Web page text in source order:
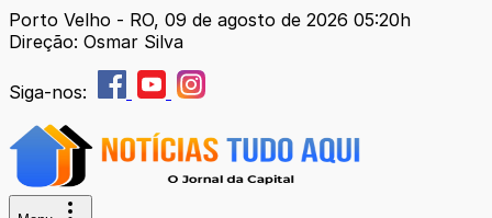
Porto Velho - RO, 09 de agosto de 2026 05:20h
Direção: Osmar Silva
Siga-nos: